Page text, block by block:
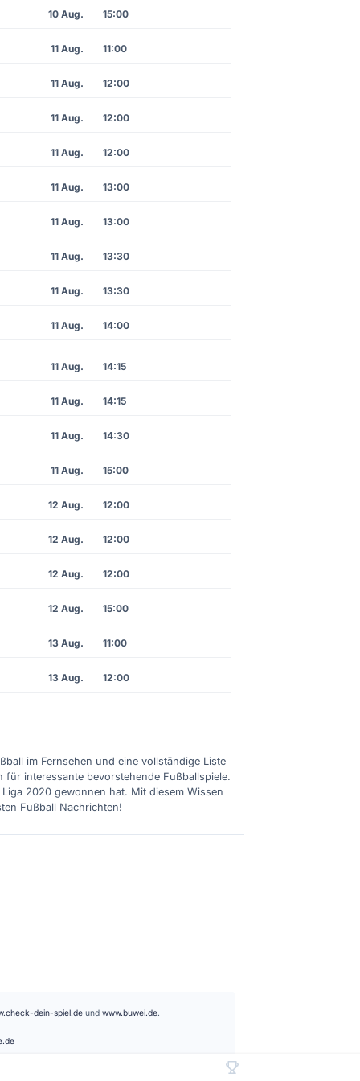
10 Aug. 15:00
11 Aug. 11:00
11 Aug. 12:00
11 Aug. 12:00
11 Aug. 12:00
11 Aug. 13:00
11 Aug. 13:00
11 Aug. 13:30
11 Aug. 13:30
11 Aug. 14:00
11 Aug. 14:15
11 Aug. 14:15
11 Aug. 14:30
11 Aug. 15:00
12 Aug. 12:00
12 Aug. 12:00
12 Aug. 12:00
12 Aug. 15:00
13 Aug. 11:00
13 Aug. 12:00
im Fernsehen und eine vollständige Liste
interessante bevorstehende Fußballspiele.
2020 gewonnen hat. Mit diesem Wissen
Fußball Nachrichten!
dein-spiel.de und www.buwei.de.